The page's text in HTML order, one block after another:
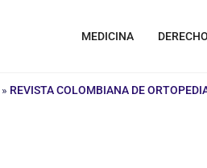
MEDICINA DERECHO
» REVISTA COLOMBIANA DE